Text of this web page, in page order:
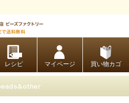
レシピ マイページ 買い物カゴ